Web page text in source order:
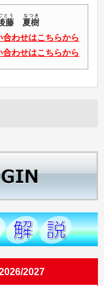
藤
とう
夏樹
なつき
合わせはこちらから
合わせはこちらから
2027